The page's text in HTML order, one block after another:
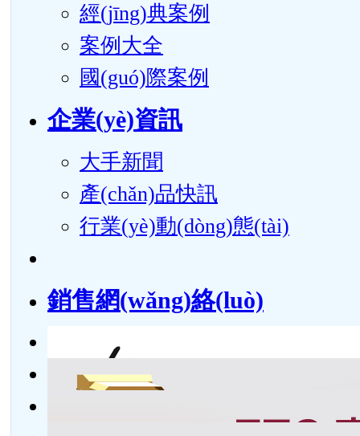
經(jīng)典案例
案例大全
國(guó)際案例
企業(yè)資訊
大手新聞
產(chǎn)品快訊
行業(yè)動(dòng)態(tài)
銷售網(wǎng)絡(luò)